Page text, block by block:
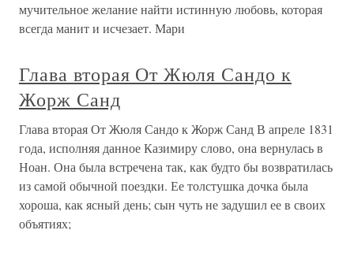
мучительное желание найти истинную любовь, которая
всегда манит и исчезает. Мари
Глава вторая От Жюля Сандо к
Жорж Санд
Глава вторая От Жюля Сандо к Жорж Санд В апреле 1831
года, исполняя данное Казимиру слово, она вернулась в
Ноан. Она была встречена так, как будто бы возвратилась
из самой обычной поездки. Ее толстушка дочка была
хороша, как ясный день; сын чуть не задушил ее в своих
объятиях;